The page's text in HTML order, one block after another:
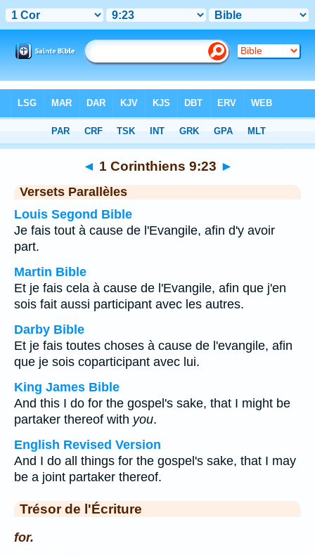
> Chapitre 9 > Verset 23
◄ 1 Corinthiens 9:23 ►
Versets Parallèles
Louis Segond Bible
Je fais tout à cause de l'Evangile, afin d'y avoir
part.
Martin Bible
Et je fais cela à cause de l'Evangile, afin que j'en
sois fait aussi participant avec les autres.
Darby Bible
Et je fais toutes choses à cause de l'evangile, afin
que je sois coparticipant avec lui.
King James Bible
And this I do for the gospel's sake, that I might be
partaker thereof with you.
English Revised Version
And I do all things for the gospel's sake, that I may
be a joint partaker thereof.
Trésor de l'Écriture
for.